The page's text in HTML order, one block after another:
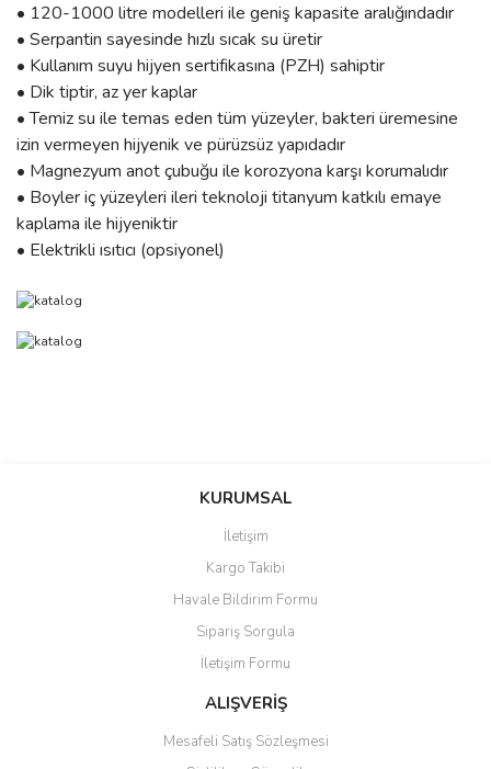
• 120-1000 litre modelleri ile geniş kapasite aralığındadır
• Serpantin sayesinde hızlı sıcak su üretir
• Kullanım suyu hijyen sertifikasına (PZH) sahiptir
• Dik tiptir, az yer kaplar
• Temiz su ile temas eden tüm yüzeyler, bakteri üremesine
izin vermeyen hijyenik ve pürüzsüz yapıdadır
• Magnezyum anot çubuğu ile korozyona karşı korumalıdır
• Boyler iç yüzeyleri ileri teknoloji titanyum katkılı emaye
kaplama ile hijyeniktir
• Elektrikli ısıtıcı (opsiyonel)
Bu ürüne ilk yorumu siz yapın!
Ürün hakkında henüz soru sorulmamış.
Ürün resmi kalitesiz, bozuk veya görüntülenemiyor.
Ürün açıklamasında eksik bilgiler bulunuyor.
Ürün bilgilerinde hatalar bulunuyor.
Ürün fiyatı diğer sitelerden daha pahalı.
Bu ürüne benzer farklı alternatifler olmalı.
KURUMSAL
İletişim
Kargo Takibi
Havale Bildirim Formu
Sipariş Sorgula
İletişim Formu
ALIŞVERİŞ
Mesafeli Satış Sözleşmesi